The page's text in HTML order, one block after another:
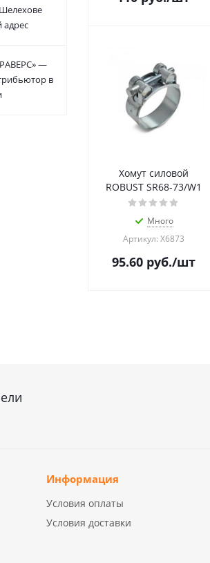
Хомут силовой
ROBUST SR68-73/W1
Много
Артикул: Х6873
95.60руб./шт
адрес
—
в
Информация
Условия оплаты
Условия доставки